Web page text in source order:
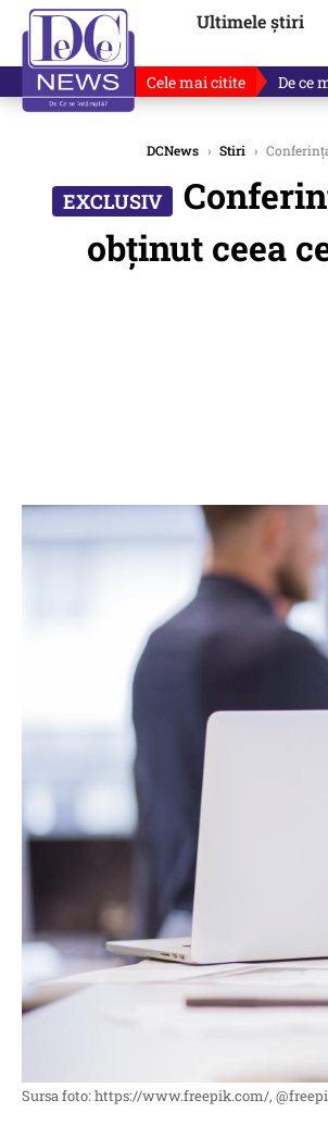
Ultimele știri
Cele mai citite
DCNews › Stiri ›
obținut ceea
Sursa foto: https://www.freepik.com/,